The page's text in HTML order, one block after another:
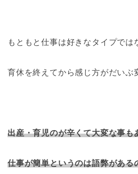
もともと仕事は好きなタイプでは
育休を終えてから感じ方がだいぶ
出産・育児のが辛くて大変な事も
仕事が簡単というのは語弊がある